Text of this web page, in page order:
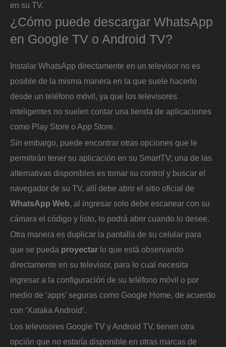
en su TV.
¿Cómo puede descargar WhatsApp
en Google TV o Android TV?
Instalar WhatsApp directamente en un televisor no es
posible de la misma manera en la que suele hacerlo
desde un teléfono móvil, ya que los televisores
inteligentes no suelen contar una tienda de aplicaciones
como Play Store o App Store.
Sin embargo, puede encontrar otras opciones que le
permitirán tener su aplicación en su SmartTV; una de las
alternativas disponibles es tomar su control y buscar el
navegador de su TV, allí debe abrir el sitio oficial de
WhatsApp Web, al ingresar solo debe escanear con su
cámara el código y listo, lo podrá abrir cuando lo desee.
Otra manera es duplicar la pantalla de su celular para
que se pueda proyectar lo que está observando
directamente en su televisor, para lo cual necesita
ingresar a la configuración de su teléfono móvil o por
medio de ‘apps’ seguras como Google Home, de acuerdo
con ‘Xataka Android’.
Los televisores Google TV y Android TV, tienen otra
opción que no estaría disponible en otras marcas de